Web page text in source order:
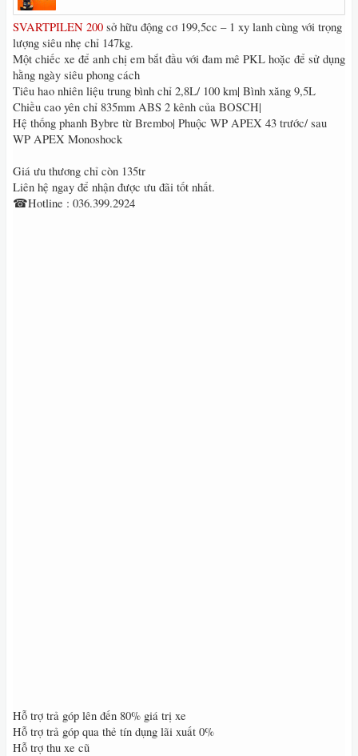
SVARTPILEN 200 sở hữu động cơ 199,5cc – 1 xy lanh cùng với trọng
lượng siêu nhẹ chỉ 147kg.
Một chiếc xe để anh chị em bắt đầu với đam mê PKL hoặc để sử dụng
hằng ngày siêu phong cách
Tiêu hao nhiên liệu trung bình chỉ 2,8L/ 100 km| Bình xăng 9,5L
Chiều cao yên chỉ 835mm ABS 2 kênh của BOSCH|
Hệ thống phanh Bybre từ Brembo| Phuộc WP APEX 43 trước/ sau
WP APEX Monoshock
Giá ưu thương chỉ còn 135tr
Liên hệ ngay để nhận được ưu đãi tốt nhất.
☎Hotline : 036.399.2924
Hỗ trợ trả góp lên đến 80% giá trị xe
Hỗ trợ trả góp qua thẻ tín dụng lãi xuất 0%
Hỗ trợ thu xe cũ